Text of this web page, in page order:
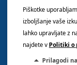
Očitki
© 2026 LISTA
Piškotke
izboljšanje vaše
lahko upravljate z
najdete v Politiki o
Prilagodi